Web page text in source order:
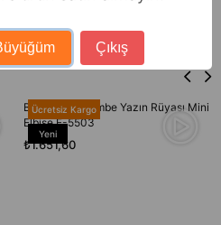
Bella Notte Pembe Yazın Rüyası Mini
Elbise E-5503
₺1.651,60
Ücretsiz Kargo
Yeni
Çıkış